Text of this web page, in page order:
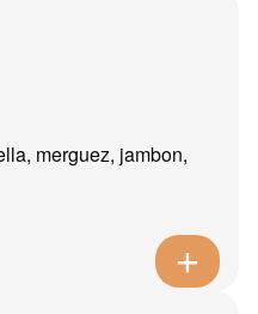
merguez, jambon,